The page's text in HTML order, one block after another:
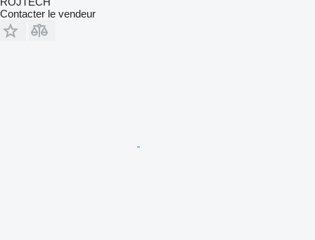
Contacter le vendeur